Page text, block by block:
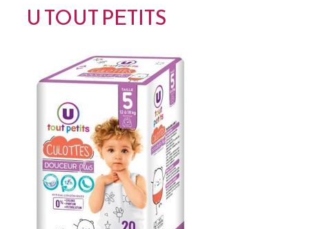
U TOUT PETITS